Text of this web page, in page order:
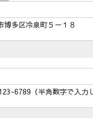
博多区冷泉町５－１８
6789（半角数字で入力